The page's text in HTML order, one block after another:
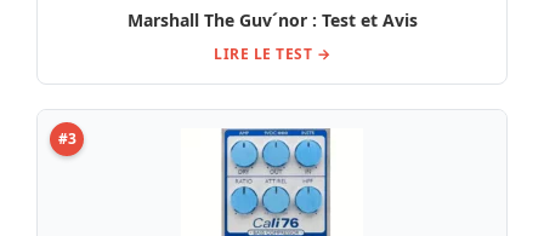
Marshall The Guv´nor : Test et Avis
LIRE LE TEST →
#3